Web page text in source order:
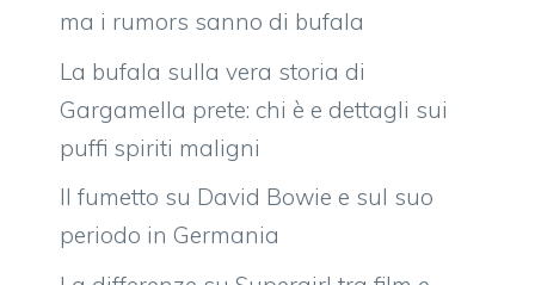
ma i rumors sanno di bufala
La bufala sulla vera storia di
Gargamella prete: chi è e dettagli sui
puffi spiriti maligni
Il fumetto su David Bowie e sul suo
periodo in Germania